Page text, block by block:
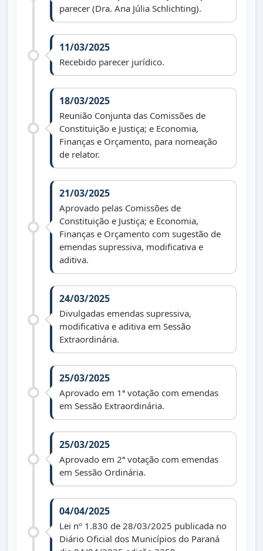
parecer (Dra. Ana Júlia Schlichting).
11/03/2025
Recebido parecer jurídico.
18/03/2025
Reunião Conjunta das Comissões de
Constituição e Justiça; e Economia,
Finanças e Orçamento, para nomeação
de relator.
21/03/2025
Aprovado pelas Comissões de
Constituição e Justiça; e Economia,
Finanças e Orçamento com sugestão de
emendas supressiva, modificativa e
aditiva.
24/03/2025
Divulgadas emendas supressiva,
modificativa e aditiva em Sessão
Extraordinária.
25/03/2025
Aprovado em 1ª votação com emendas
em Sessão Extraordinária.
25/03/2025
Aprovado em 2ª votação com emendas
em Sessão Ordinária.
04/04/2025
Lei nº 1.830 de 28/03/2025 publicada no
Diário Oficial dos Municípios do Paraná